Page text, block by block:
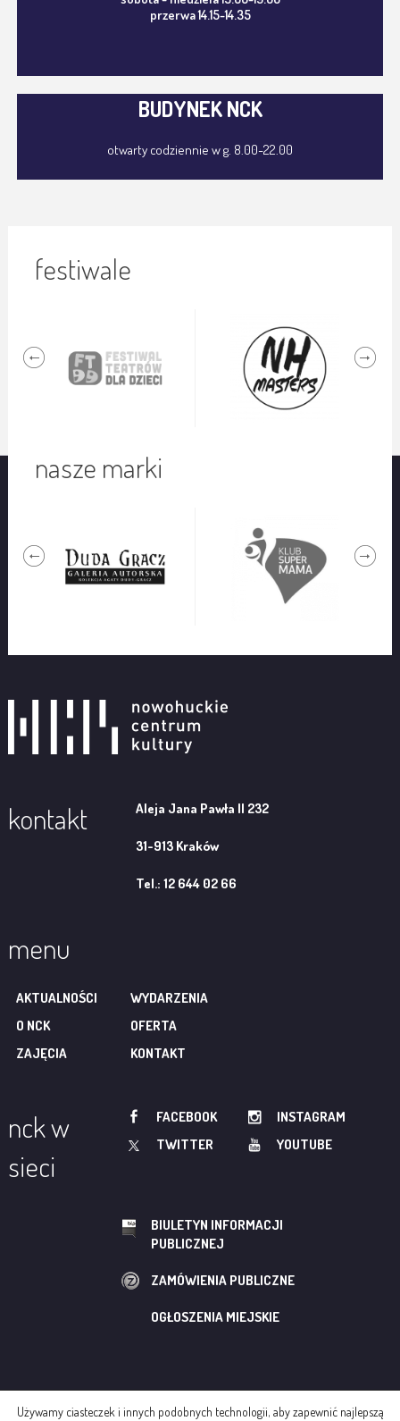
przerwa 14.15-14.35
BUDYNEK NCK
otwarty codziennie w g. 8.00-22.00
festiwale
nasze marki
kontakt Aleja Jana Pawła II 232
31-913 Kraków
Tel.: 12 644 02 66
menu
AKTUALNOŚCI
WYDARZENIA
O NCK
OFERTA
ZAJĘCIA
KONTAKT
nck w
sieci
FACEBOOK
INSTAGRAM
TWITTER
YOUTUBE
BIULETYN INFORMACJI
PUBLICZNEJ
ZAMÓWIENIA PUBLICZNE
OGŁOSZENIA MIEJSKIE
Używamy ciasteczek i innych podobnych technologii, aby zapewnić najlepszą